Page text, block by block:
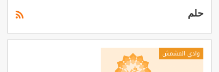
حلم
وادي المشمش